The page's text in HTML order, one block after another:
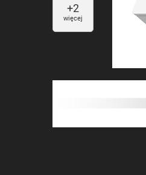
+2
więcej